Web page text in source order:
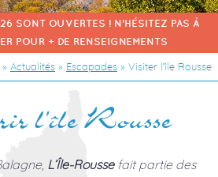
SONT OUVERTES ! N'HÉSITEZ PAS À
POUR + DE RENSEIGNEMENTS
» Actualités » Escapades » Visiter l’île Rousse
l’île Rousse
L’Île-Roussefait partie des